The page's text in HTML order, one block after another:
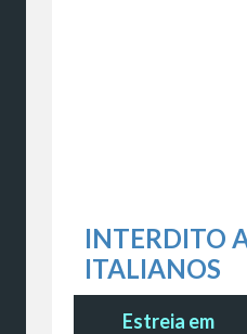
INTERDITO
ITALIANOS
Estreia em